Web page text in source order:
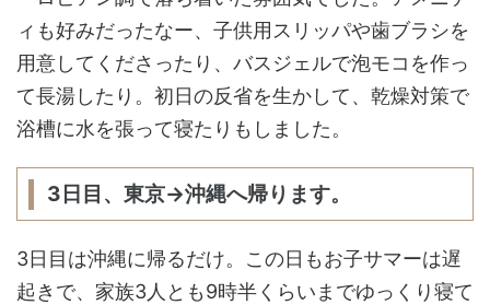
ィも好みだったなー、子供用スリッパや歯ブラシを
用意してくださったり、バスジェルで泡モコを作っ
て長湯したり。初日の反省を生かして、乾燥対策で
浴槽に水を張って寝たりもしました。
3日目、東京→沖縄へ帰ります。
3日目は沖縄に帰るだけ。この日もお子サマーは遅
起きで、家族3人とも9時半くらいまでゆっくり寝て